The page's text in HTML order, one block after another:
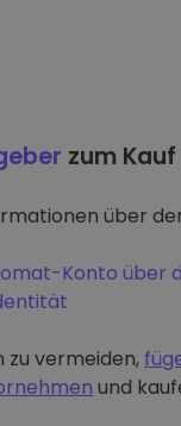
zum Kauf
über
Konto über
vermeiden,
und